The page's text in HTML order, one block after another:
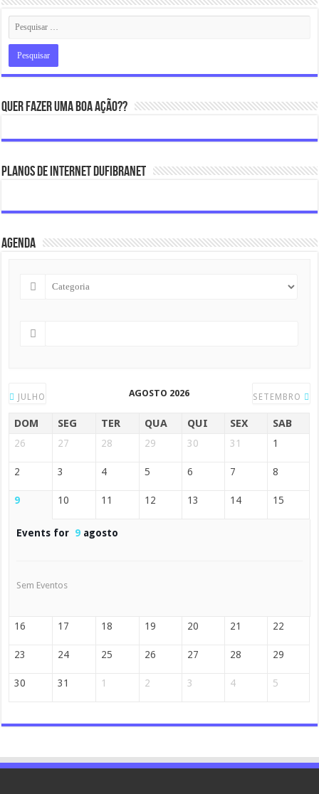
Quer fazer uma boa ação??
Planos de internet DUFIBRANET
Agenda
JULHO AGOSTO 2026 SETEMBRO
DOM SEG TER QUA QUI SEX SAB
26 27 28 29 30 31 1
2 3 4 5 6 7 8
9 10 11 12 13 14 15
Events for 9 agosto
Sem Eventos
16 17 18 19 20 21 22
23 24 25 26 27 28 29
30 31 1 2 3 4 5